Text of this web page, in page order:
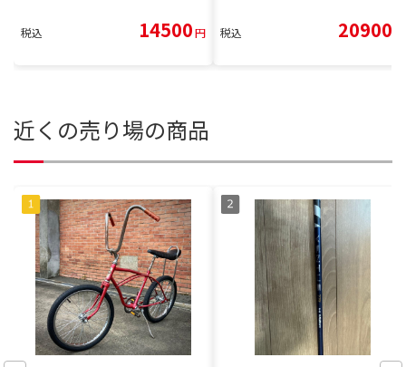
税込 14500円 税込 20900
近くの売り場の商品